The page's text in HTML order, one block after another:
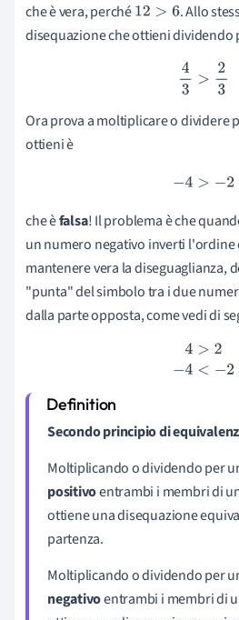
che è vera, perché12> 6
. Allo
disequazione che ottieni dividendo
4 3>2 3
Ora prova a moltiplicare o dividere
ottieni è
− 4>− 2
che èfalsa! Il problema è che
un numero negativo inverti l'ordine
mantenere vera la diseguaglianza,
"punta" del simbolo tra i due
dalla parte opposta, come vedi di
>2 −4 <−
Secondo principio di
Moltiplicando o dividendo per
positivoentrambi i membri di
ottiene una disequazione
partenza.
Moltiplicando o dividendo per
negativoentrambi i membri di